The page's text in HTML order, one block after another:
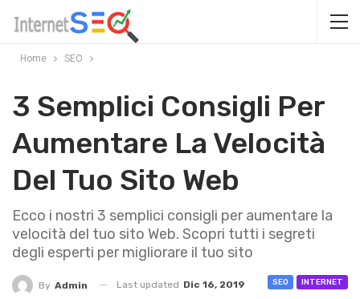
Home SEO
3 Semplici Consigli Per
Aumentare La Velocità
Del Tuo Sito Web
Ecco i nostri 3 semplici consigli per aumentare la
velocità del tuo sito Web. Scopri tutti i segreti
degli esperti per migliorare il tuo sito
SEO INTERNET
By Admin Last updated Dic 16, 2019